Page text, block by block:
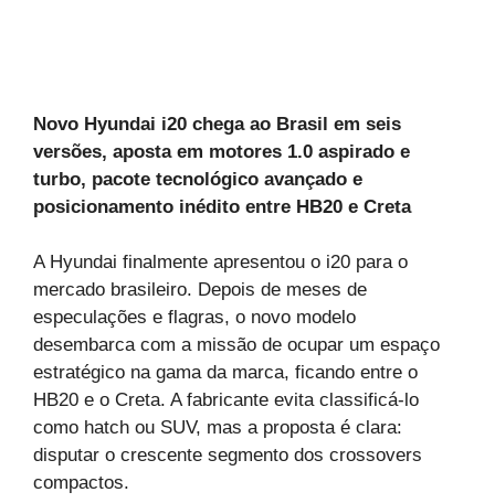
Novo Hyundai i20 chega ao Brasil em seis
versões, aposta em motores 1.0 aspirado e
turbo, pacote tecnológico avançado e
posicionamento inédito entre HB20 e Creta
A Hyundai finalmente apresentou o i20 para o
mercado brasileiro. Depois de meses de
especulações e flagras, o novo modelo
desembarca com a missão de ocupar um espaço
estratégico na gama da marca, ficando entre o
HB20 e o Creta. A fabricante evita classificá-lo
como hatch ou SUV, mas a proposta é clara:
disputar o crescente segmento dos crossovers
compactos.